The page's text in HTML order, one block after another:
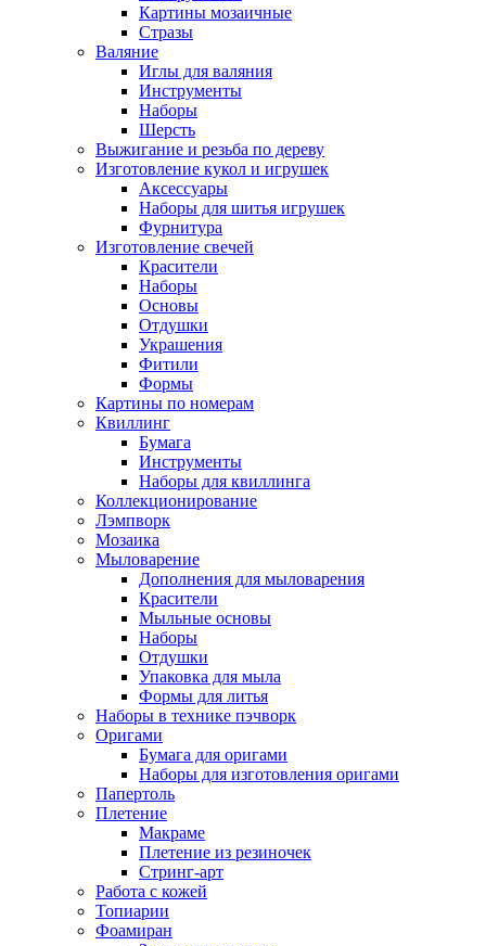
Картины мозаичные
Стразы
Валяние
Иглы для валяния
Инструменты
Наборы
Шерсть
Выжигание и резьба по дереву
Изготовление кукол и игрушек
Аксессуары
Наборы для шитья игрушек
Фурнитура
Изготовление свечей
Красители
Наборы
Основы
Отдушки
Украшения
Фитили
Формы
Картины по номерам
Квиллинг
Бумага
Инструменты
Наборы для квиллинга
Коллекционирование
Лэмпворк
Мозаика
Мыловарение
Дополнения для мыловарения
Красители
Мыльные основы
Наборы
Отдушки
Упаковка для мыла
Формы для литья
Наборы в технике пэчворк
Оригами
Бумага для оригами
Наборы для изготовления оригами
Папертоль
Плетение
Макраме
Плетение из резиночек
Стринг-арт
Работа с кожей
Топиарии
Фоамиран